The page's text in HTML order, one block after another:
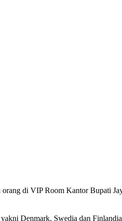
di VIP Room Kantor Bupati
Denmark, Swedia dan